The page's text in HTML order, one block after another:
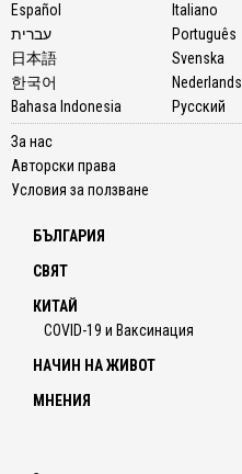
Español
עברית
日本語
한국어
Bahasa Indonesia
Italiano
Português
Svenska
Nederlands
Русский
За нас
Авторски права
Условия за ползване
БЪЛГАРИЯ
СВЯТ
КИТАЙ
COVID-19 и Ваксинация
НАЧИН НА ЖИВОТ
МНЕНИЯ